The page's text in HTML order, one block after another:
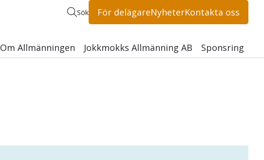
Sök För delägareNyheterKontakta oss
Om Allmänningen Jokkmokks Allmänning AB Sponsring